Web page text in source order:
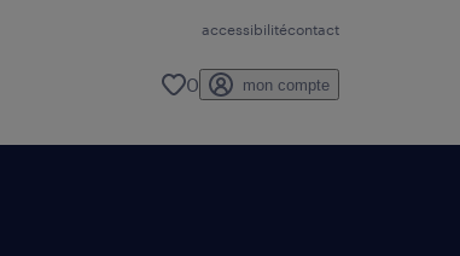
accessibilitécontact
0 mon compte